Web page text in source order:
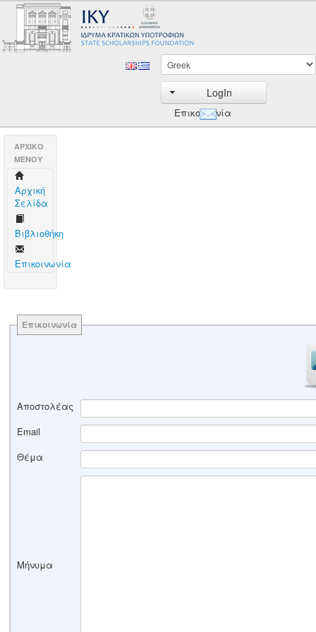
LogIn
Επικοινωνία
AΡΧΙΚΟ
ΜΕΝΟΥ
Aρχική
Σελίδα
Βιβλιοθήκη
Επικοινωνία
Επικοινωνία
Αποστολέας
Email
Θέμα
Μήνυμα